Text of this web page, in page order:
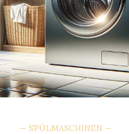
SPÜLMASCHINEN